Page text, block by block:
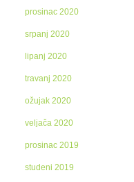
prosinac 2020
srpanj 2020
lipanj 2020
travanj 2020
ožujak 2020
veljača 2020
prosinac 2019
studeni 2019